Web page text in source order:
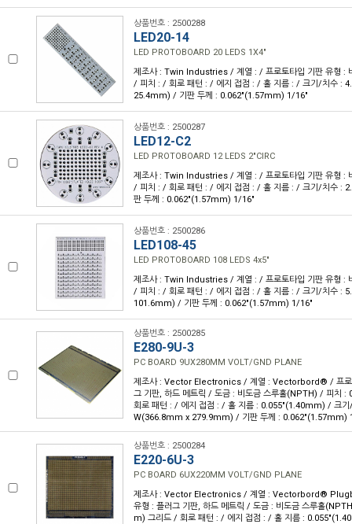
상품번호 : 2500288
LED20-14
LED PROTOBOARD 20 LEDS 1X4"
제조사 : Twin Industries / 계열 : / 프로토타입 기판 유형 :
/ 피치 : / 회로 패턴 : / 에지 접점 : / 홀 지름 : / 크기/치수 :
25.4mm) / 기판 두께 : 0.062"(1.57mm) 1/16"
상품번호 : 2500287
LED12-C2
LED PROTOBOARD 12 LEDS 2"CIRC
제조사 : Twin Industries / 계열 : / 프로토타입 기판 유형 :
/ 피치 : / 회로 패턴 : / 에지 접점 : / 홀 지름 : / 크기/치수 :
판 두께 : 0.062"(1.57mm) 1/16"
상품번호 : 2500286
LED108-45
LED PROTOBOARD 108 LEDS 4x5"
제조사 : Twin Industries / 계열 : / 프로토타입 기판 유형 :
/ 피치 : / 회로 패턴 : / 에지 접점 : / 홀 지름 : / 크기/치수 :
101.6mm) / 기판 두께 : 0.062"(1.57mm) 1/16"
상품번호 : 2500285
E280-9U-3
PC BOARD 9UX280MM VOLT/GND PLANE
제조사 : Vector Electronics / 계열 : Vectorbord® / 프로
그 기판, 하드 메트릭 / 도금 : 비도금 스루홀(NPTH) / 피치
회로 패턴 : / 에지 접점 : / 홀 지름 : 0.055"(1.40mm) / 크
W(366.8mm x 279.9mm) / 기판 두께 : 0.062"(1.57mm)
상품번호 : 2500284
E220-6U-3
PC BOARD 6UX220MM VOLT/GND PLANE
제조사 : Vector Electronics / 계열 : Vectorbord®
유형 : 플러그 기판, 하드 메트릭 / 도금 : 비도금 스루홀
m) 그리드 / 회로 패턴 : / 에지 접점 : / 홀 지름 :